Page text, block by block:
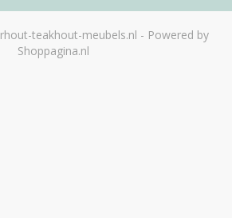
teakhout-meubels.nl - Powered by
Shoppagina.nl